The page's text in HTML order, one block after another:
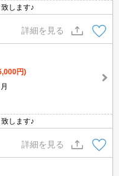
します♪
詳細を見る
円)
します♪
詳細を見る